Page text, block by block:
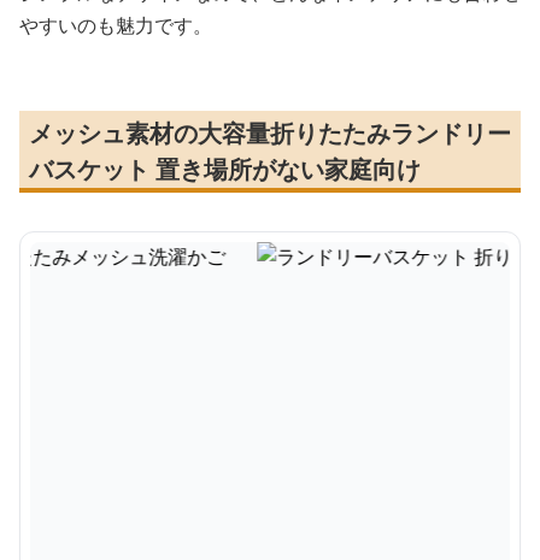
やすいのも魅力です。
メッシュ素材の大容量折りたたみランドリー
バスケット 置き場所がない家庭向け